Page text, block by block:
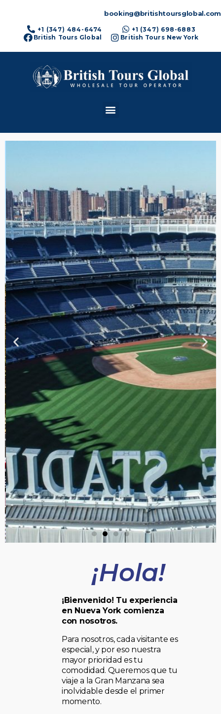
booking@britishtoursglobal.com
+1 (347) 484-6474
+1 (347) 698-6883
British Tours Global
British Tours New York
TOUR DE
CONTRASTES
¡Hola!
¡Bienvenido! Tu experiencia
en Nueva York comienza
con nosotros.
Para nosotros, cada visitante es
especial, y por eso nuestra
mayor prioridad es tu
comodidad. Queremos que tu
viaje a la Gran Manzana sea
inolvidable desde el primer
momento.